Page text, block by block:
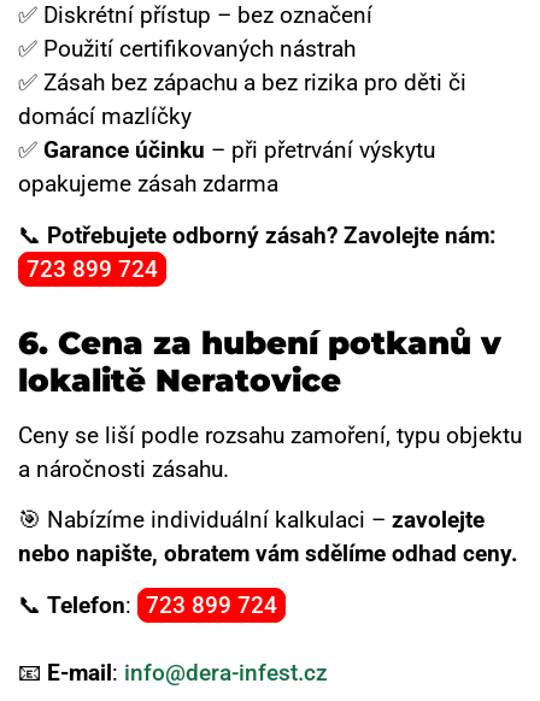
✅ Diskrétní přístup – bez označení
✅ Použití certifikovaných nástrah
✅ Zásah bez zápachu a bez rizika pro děti či
domácí mazlíčky
✅ Garance účinku – při přetrvání výskytu
opakujeme zásah zdarma
📞 Potřebujete odborný zásah? Zavolejte nám:
723 899 724
6. Cena za hubení potkanů v
lokalitě Neratovice
Ceny se liší podle rozsahu zamoření, typu objektu
a náročnosti zásahu.
🎯 Nabízíme individuální kalkulaci – zavolejte
nebo napište, obratem vám sdělíme odhad ceny.
📞 Telefon: 723 899 724
📧 E-mail: info@dera-infest.cz